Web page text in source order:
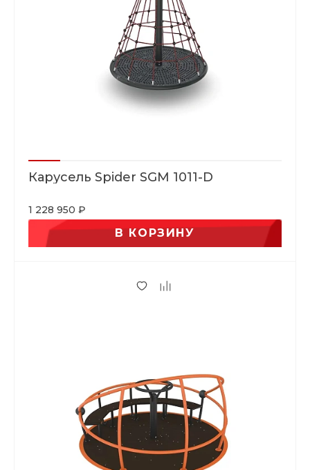
Карусель Spider SGM 1011-D
1 228 950 ₽
В КОРЗИНУ